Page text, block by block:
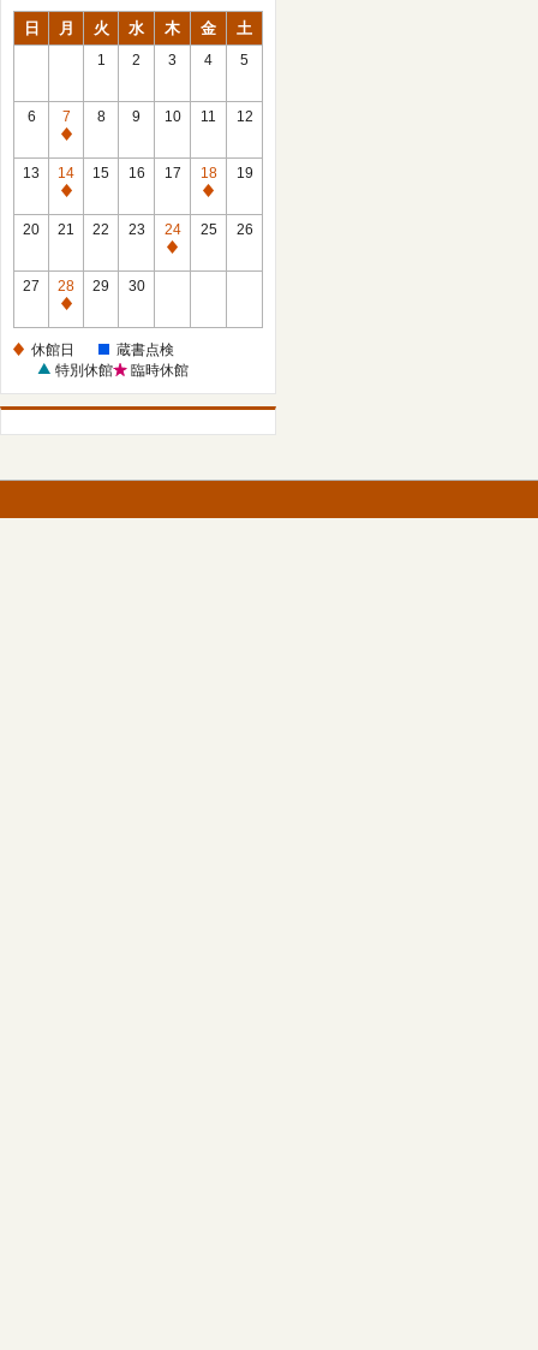
日 月 火 水 木 金 土
1 2 3 4 5
6
7
休
館
日
8 9 10 11 12
13
14
休
館
15 16 17
18
休
館
19
20 21 22 23
24
休
25 26
27
28
休
日
29 30
休館日
蔵書点検
特別休館
臨時休館